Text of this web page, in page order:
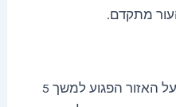
שפשפו קליפת בננה בעדינות על האזור הפגוע למשך 5